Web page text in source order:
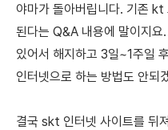
야마가 돌아버립니다. 기존
된다는 Q&A 내용에 말이지요
있어서 해지하고 3일~1주일
인터넷으로 하는 방법도 안되
결국 skt 인터넷 사이트를 뒤